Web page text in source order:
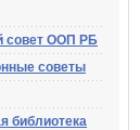
совет ООП РБ
советы
библиотека